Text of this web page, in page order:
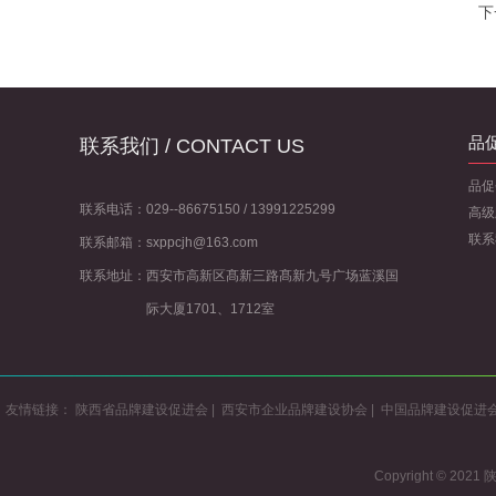
联系我们 / CONTACT US
联系电话：029--86675150 / 13991225299
联系邮箱：sxppcjh@163.com
联系地址： 西安市高新区髙新三路髙新九号广场蓝溪国
际大厦1701、1712室
品
品
高
联
友情链接： 陕西省品牌建设促进会 | 西安市企业品牌建设协会 | 中国品牌建设促进
Copyright © 2021